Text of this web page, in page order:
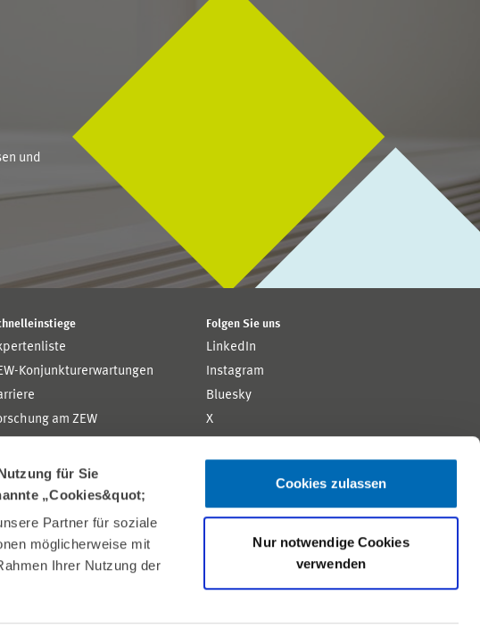
für Sie
„Cookies&quot;
Partner für soziale
möglicherweise mit
Ihrer Nutzung der
Cookies zulassen
Nur notwendige Cookies
verwenden
und
Konjunkturerwartungen
am ZEW
Folgen Sie uns
LinkedIn
Instagram
Bluesky
X